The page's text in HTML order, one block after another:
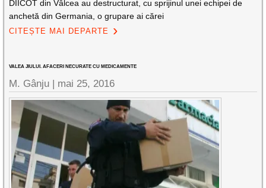
DIICOT din Vâlcea au destructurat, cu sprijinul unei echipei de
anchetă din Germania, o grupare ai cărei
CITEȘTE MAI DEPARTE
VALEA JIULUI. AFACERI NECURATE CU MEDICAMENTE
M. Gânju | mai 25, 2016